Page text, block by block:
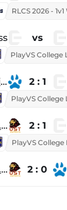
vs
Northwood University 2 : 1
University of St. Thomas 2 : 1
University of St. Thomas 2 : 0